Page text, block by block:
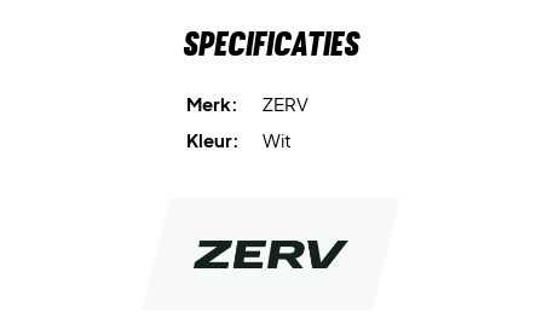
Specificaties
Merk:
ZERV
Kleur:
Wit